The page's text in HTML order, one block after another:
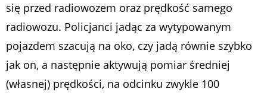
się przed radiowozem oraz prędkość samego
radiowozu. Policjanci jadąc za wytypowanym
pojazdem szacują na oko, czy jadą równie szybko
jak on, a następnie aktywują pomiar średniej
(własnej) prędkości, na odcinku zwykle 100